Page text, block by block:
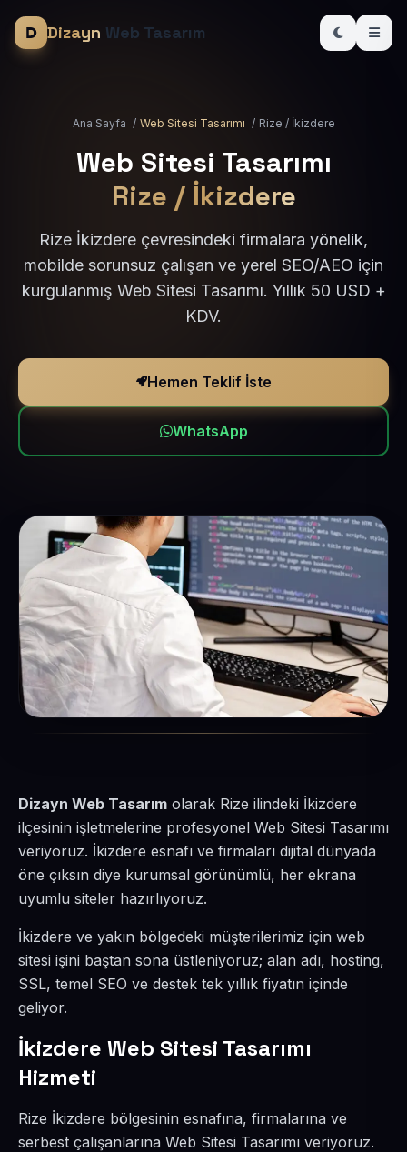
Dizayn Web Tasarım
Ana Sayfa / Web Sitesi Tasarımı / Rize / İkizdere
Web Sitesi Tasarımı
Rize / İkizdere
Rize İkizdere çevresindeki firmalara yönelik,
mobilde sorunsuz çalışan ve yerel SEO/AEO için
kurgulanmış Web Sitesi Tasarımı. Yıllık 50 USD +
KDV.
Hemen Teklif İste
WhatsApp
Dizayn Web Tasarım olarak Rize ilindeki İkizdere
ilçesinin işletmelerine profesyonel Web Sitesi Tasarımı
veriyoruz. İkizdere esnafı ve firmaları dijital dünyada
öne çıksın diye kurumsal görünümlü, her ekrana
uyumlu siteler hazırlıyoruz.
İkizdere ve yakın bölgedeki müşterilerimiz için web
sitesi işini baştan sona üstleniyoruz; alan adı, hosting,
SSL, temel SEO ve destek tek yıllık fiyatın içinde
geliyor.
İkizdere Web Sitesi Tasarımı
Hizmeti
Rize İkizdere bölgesinin esnafına, firmalarına ve
serbest çalışanlarına Web Sitesi Tasarımı veriyoruz.